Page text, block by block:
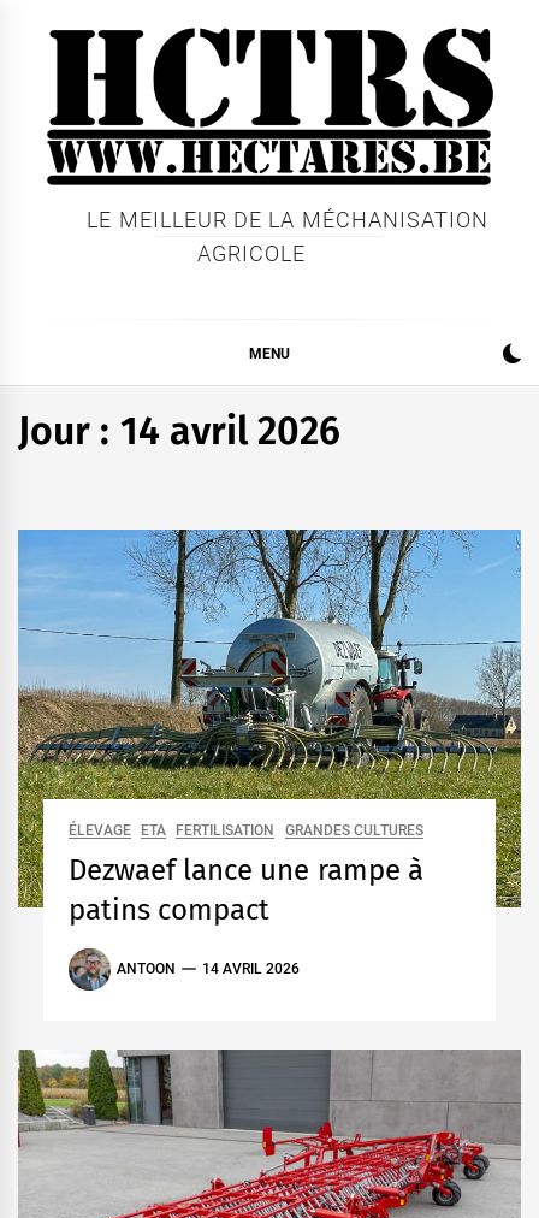
LE MEILLEUR DE LA MÉCHANISATION
AGRICOLE
MENU
Jour : 14 avril 2026
ÉLEVAGE ETA FERTILISATION GRANDES CULTURES
Dezwaef lance une rampe à
patins compact
ANTOON 14 AVRIL 2026